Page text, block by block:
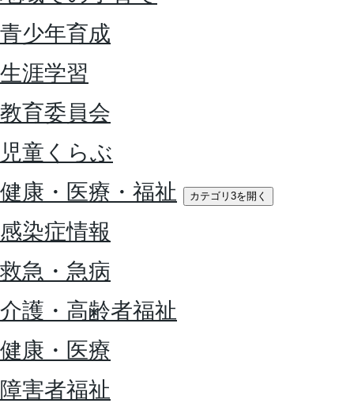
青少年育成
生涯学習
教育委員会
児童くらぶ
健康・医療・福祉
カテゴリ3を開く
感染症情報
救急・急病
介護・高齢者福祉
健康・医療
障害者福祉